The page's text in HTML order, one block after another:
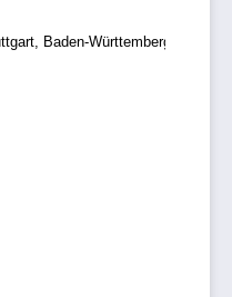
Baden-Württemberg